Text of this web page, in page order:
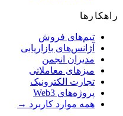
تیم‌های فروش
آژانس‌های بازاریابی
مدیران انجمن
میزهای معاملاتی
تجارت الکترونیک
پروژه‌های Web3
همه موارد کاربرد →